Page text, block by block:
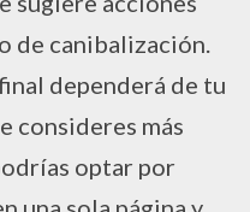
de canibalización.
dependerá de tu
consideres más
optar por